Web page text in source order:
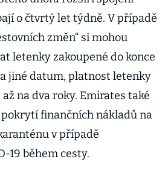
o čtvrtý let týdně. V případě
změn“ si mohou
letenky zakoupené do konce
jiné datum, platnost letenky
na dva roky. Emirates také
finančních nákladů na
v případě
19 během cesty.